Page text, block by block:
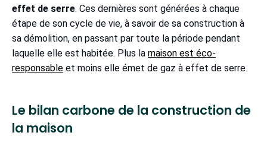
effet de serre. Ces dernières sont générées à chaque
étape de son cycle de vie, à savoir de sa construction à
sa démolition, en passant par toute la période pendant
laquelle elle est habitée. Plus la maison est éco-
responsable et moins elle émet de gaz à effet de serre.
Le bilan carbone de la construction de
la maison